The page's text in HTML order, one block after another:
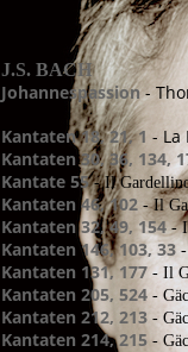
J.S. BACH
Johannespassion-
Kantaten 18, 21, 1 - La
Kantaten 30, 36, 134,
Kantate 55- Il
Kantaten 46, 102 - Il
Kantaten 32, 49, 154-
Kantaten 146, 103, 33
Kantaten 131, 177 - Il
Kantaten 205, 524 -
Kantaten 212, 213 -
Kantaten 214, 215 -